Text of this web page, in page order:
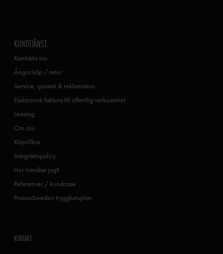
KUNDTJÄNST
Kontakta oss
Ångra köp / retur
Service, garanti & reklamation
Elektronisk faktura till offentlig verksamhet
Leasing
Om oss
Köpvillkor
Integritetspolicy
Hur handlar jag?
Referenser / kundcase
PromixSweden trygghetsplan
KONTAKT